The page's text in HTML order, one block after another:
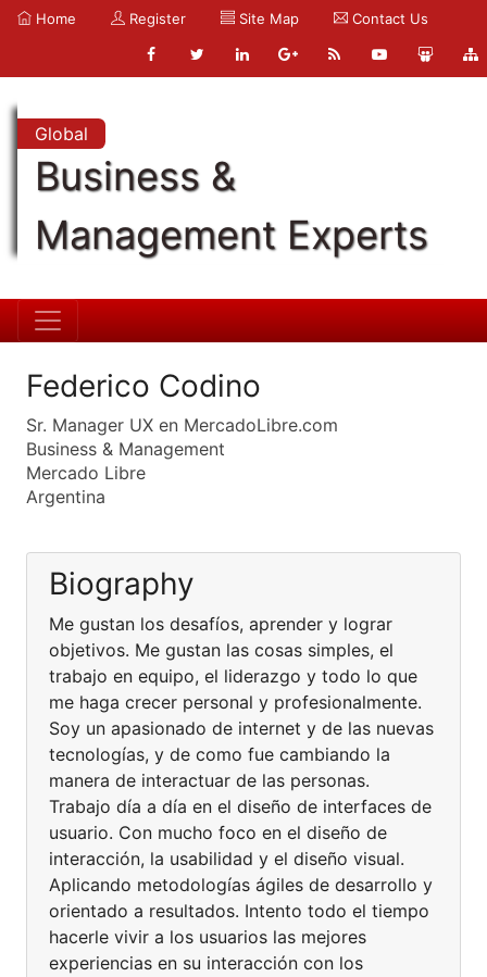
Home Register Site Map Contact Us
Global
Business &
Management Experts
Federico Codino
Sr. Manager UX en MercadoLibre.com
Business & Management
Mercado Libre
Argentina
Biography
Me gustan los desafíos, aprender y lograr
objetivos. Me gustan las cosas simples, el
trabajo en equipo, el liderazgo y todo lo que
me haga crecer personal y profesionalmente.
Soy un apasionado de internet y de las nuevas
tecnologías, y de como fue cambiando la
manera de interactuar de las personas.
Trabajo día a día en el diseño de interfaces de
usuario. Con mucho foco en el diseño de
interacción, la usabilidad y el diseño visual.
Aplicando metodologías ágiles de desarrollo y
orientado a resultados. Intento todo el tiempo
hacerle vivir a los usuarios las mejores
experiencias en su interacción con los